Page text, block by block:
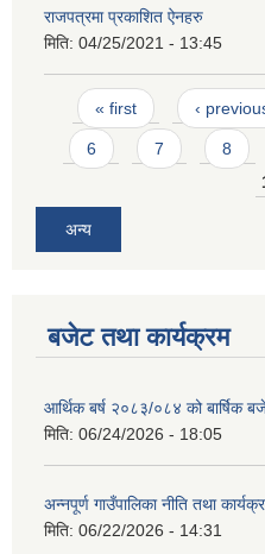
राजपत्रमा प्रकाशित ऐनहरु
मिति: 04/25/2021 - 13:45
Pages
« first ‹
6 7 8
अन्य
बजेट तथा कार्यक्रम
आर्थिक बर्ष २०८३/०८४ को बार्षिक
मिति: 06/24/2026 - 18:05
अन्नपूर्ण गाउँपालिका नीति तथा
मिति: 06/22/2026 - 14:31